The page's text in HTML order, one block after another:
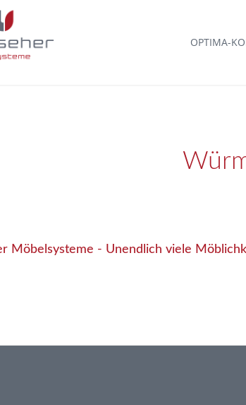
OPTIMA-
Möbelsysteme - Unendlich viele